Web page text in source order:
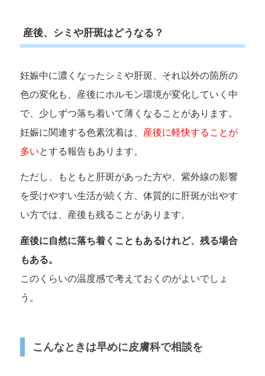
産後、シミや肝斑はどうなる？
妊娠中に濃くなったシミや肝斑、それ以外の箇所の
色の変化も、産後にホルモン環境が変化していく中
で、少しずつ落ち着いて薄くなることがあります。
妊娠に関連する色素沈着は、 産後に軽快することが
多いとする報告もあります。
ただし、もともと肝斑があった方や、紫外線の影響
を受けやすい生活が続く方、体質的に肝斑が出やす
い方では、産後も残ることがあります。
産後に自然に落ち着くこともあるけれど、残る場合
もある。
このくらいの温度感で考えておくのがよいでしょ
う。
こんなときは早めに皮膚科で相談を